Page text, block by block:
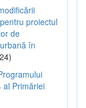
proiectul
de
în
al Primăriei